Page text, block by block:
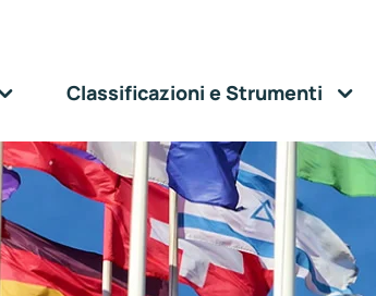
Classificazioni e Strumenti